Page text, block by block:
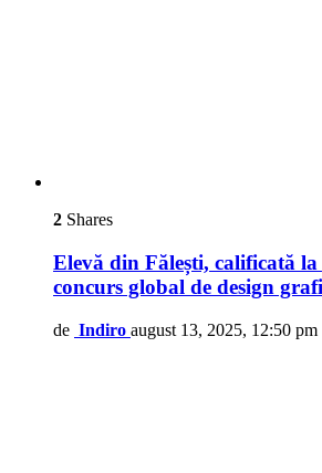
2 Shares
Elevă din Fălești, calificată
concurs global de design
de Indiro august 13, 2025, 12:50 pm